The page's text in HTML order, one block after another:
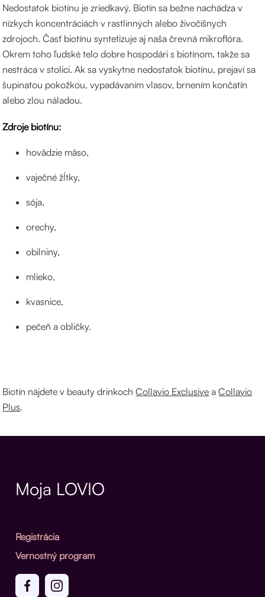
Nedostatok biotínu je zriedkavý. Biotín sa bežne nachádza v
nízkych koncentráciách v rastlinných alebo živočíšnych
zdrojoch. Časť biotínu syntetizuje aj naša črevná mikroflóra.
Okrem toho ľudské telo dobre hospodári s biotínom, takže sa
nestráca v stolici. Ak sa vyskytne nedostatok biotínu, prejaví sa
šupinatou pokožkou, vypadávaním vlasov, brnením končatín
alebo zlou náladou.
Zdroje biotínu:
hovädzie mäso,
vaječné žĺtky,
sója,
orechy,
obilniny,
mlieko,
kvasnice,
pečeň a obličky.
Biotín nájdete v beauty drinkochCollavio Exclusive aCollavio
Plus.
Moja LOVIO
Registrácia
Vernostný program